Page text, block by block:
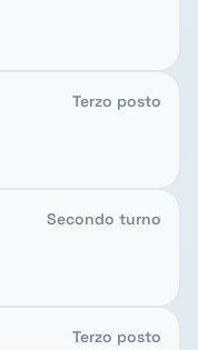
Terzo posto
Secondo turno
Terzo posto